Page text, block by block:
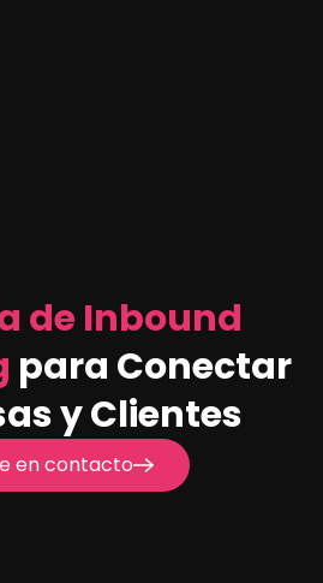
de Inbound
para Conectar
y Clientes
en contacto